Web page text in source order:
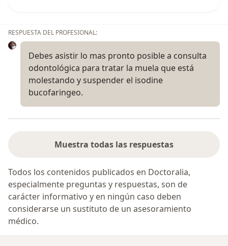
RESPUESTA DEL PROFESIONAL:
Debes asistir lo mas pronto posible a consulta
odontológica para tratar la muela que está
molestando y suspender el isodine
bucofaringeo.
Muestra todas las respuestas
Todos los contenidos publicados en Doctoralia,
especialmente preguntas y respuestas, son de
carácter informativo y en ningún caso deben
considerarse un sustituto de un asesoramiento
médico.